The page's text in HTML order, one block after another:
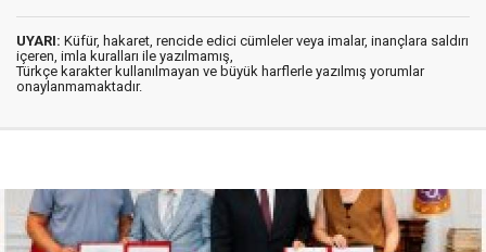
UYARI: Küfür, hakaret, rencide edici cümleler veya imalar, inançlara saldırı
içeren, imla kuralları ile yazılmamış,
Türkçe karakter kullanılmayan ve büyük harflerle yazılmış yorumlar
onaylanmamaktadır.